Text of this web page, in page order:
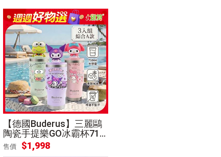
【德國Buderus】三麗鷗
陶瓷手提樂GO冰霸杯710
ml_3入組(混搭任選)
售價 $1,998